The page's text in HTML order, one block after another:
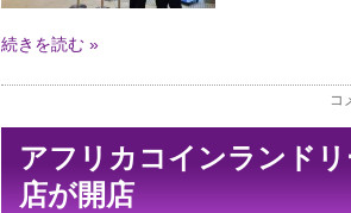
続きを読む »
コ
アフリカコインランド
店が開店